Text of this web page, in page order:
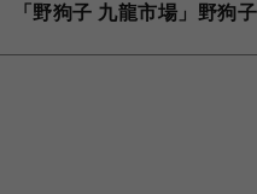
「野狗子 九龍市場」野